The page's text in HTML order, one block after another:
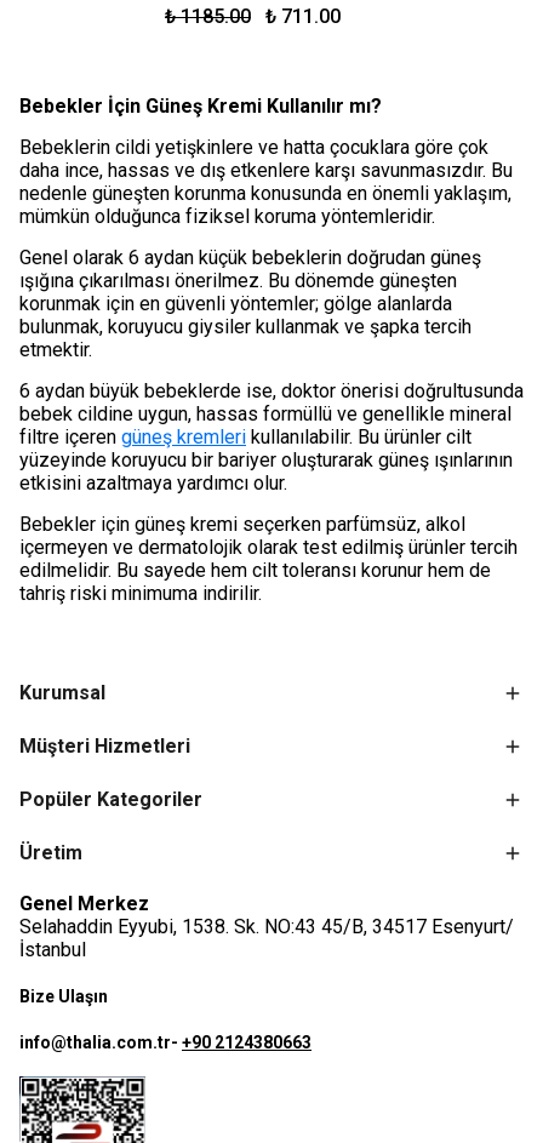
₺ 1185.00 ₺ 711.00
Bebekler İçin Güneş Kremi Kullanılır mı?
Bebeklerin cildi yetişkinlere ve hatta çocuklara göre çok
daha ince, hassas ve dış etkenlere karşı savunmasızdır. Bu
nedenle güneşten korunma konusunda en önemli yaklaşım,
mümkün olduğunca fiziksel koruma yöntemleridir.
Genel olarak 6 aydan küçük bebeklerin doğrudan güneş
ışığına çıkarılması önerilmez. Bu dönemde güneşten
korunmak için en güvenli yöntemler; gölge alanlarda
bulunmak, koruyucu giysiler kullanmak ve şapka tercih
etmektir.
6 aydan büyük bebeklerde ise, doktor önerisi doğrultusunda
bebek cildine uygun, hassas formüllü ve genellikle mineral
filtre içeren güneş kremleri kullanılabilir. Bu ürünler cilt
yüzeyinde koruyucu bir bariyer oluşturarak güneş ışınlarının
etkisini azaltmaya yardımcı olur.
Bebekler için güneş kremi seçerken parfümsüz, alkol
içermeyen ve dermatolojik olarak test edilmiş ürünler tercih
edilmelidir. Bu sayede hem cilt toleransı korunur hem de
tahriş riski minimuma indirilir.
Kurumsal
Müşteri Hizmetleri
Popüler Kategoriler
Üretim
Genel Merkez
Selahaddin Eyyubi, 1538. Sk. NO:43 45/B, 34517 Esenyurt/
İstanbul
Bize Ulaşın
info@thalia.com.tr- +90 2124380663